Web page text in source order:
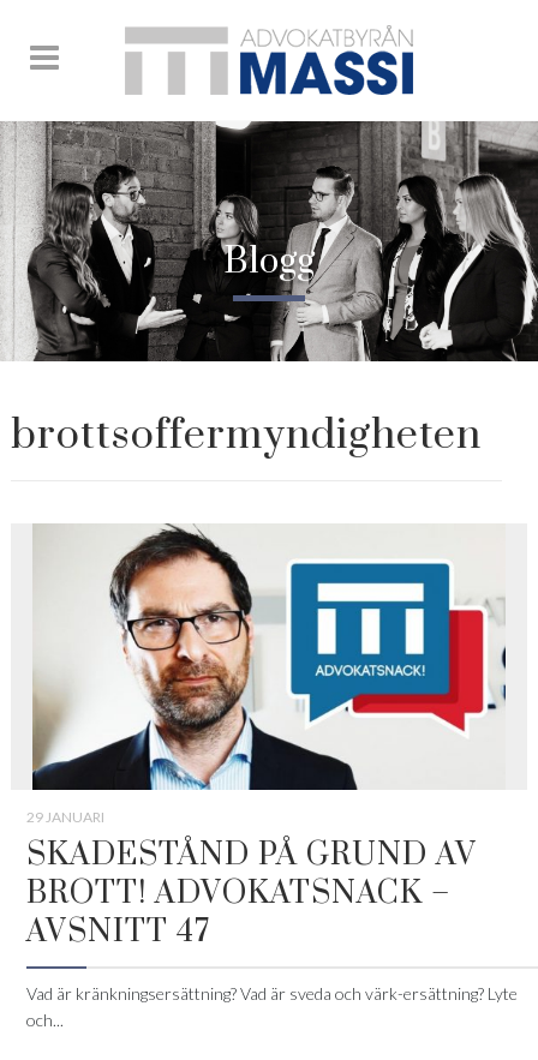
Blogg
brottsoffermyndigheten
29 JANUARI
SKADESTÅND PÅ GRUND AV
BROTT! ADVOKATSNACK –
AVSNITT 47
Vad är kränkningsersättning? Vad är sveda och värk-ersättning? Lyte
och...